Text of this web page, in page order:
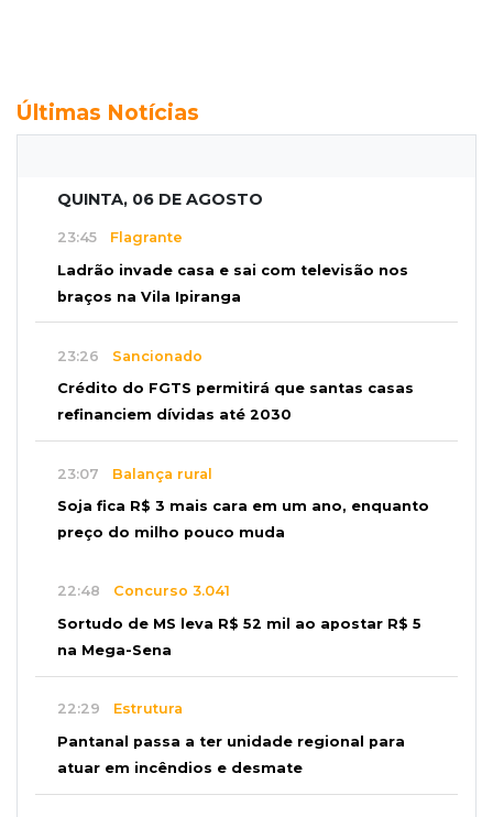
Últimas Notícias
QUINTA, 06 DE AGOSTO
23:45 Flagrante
Ladrão invade casa e sai com televisão nos
braços na Vila Ipiranga
23:26 Sancionado
Crédito do FGTS permitirá que santas casas
refinanciem dívidas até 2030
23:07 Balança rural
Soja fica R$ 3 mais cara em um ano, enquanto
preço do milho pouco muda
22:48 Concurso 3.041
Sortudo de MS leva R$ 52 mil ao apostar R$ 5
na Mega-Sena
22:29 Estrutura
Pantanal passa a ter unidade regional para
atuar em incêndios e desmate